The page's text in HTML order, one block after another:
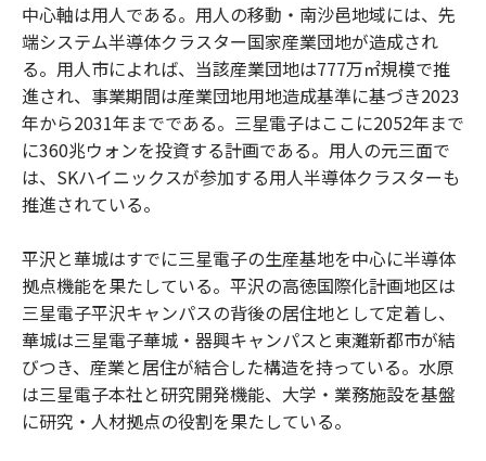
中心軸は用人である。用人の移動・南沙邑地域には、先
端システム半導体クラスター国家産業団地が造成され
る。用人市によれば、当該産業団地は777万㎡規模で推
進され、事業期間は産業団地用地造成基準に基づき2023
年から2031年までである。三星電子はここに2052年まで
に360兆ウォンを投資する計画である。用人の元三面で
は、SKハイニックスが参加する用人半導体クラスターも
推進されている。
平沢と華城はすでに三星電子の生産基地を中心に半導体
拠点機能を果たしている。平沢の高徳国際化計画地区は
三星電子平沢キャンパスの背後の居住地として定着し、
華城は三星電子華城・器興キャンパスと東灘新都市が結
びつき、産業と居住が結合した構造を持っている。水原
は三星電子本社と研究開発機能、大学・業務施設を基盤
に研究・人材拠点の役割を果たしている。